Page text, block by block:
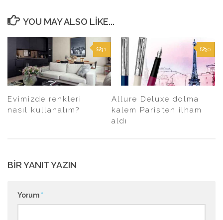
YOU MAY ALSO LIKE...
1
Evimizde renkleri
nasıl kullanalım?
0
Allure Deluxe dolma
kalem Paris’ten ilham
aldı
BIR YANIT YAZIN
Yorum *